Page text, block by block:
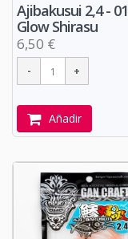
Ajibakusui 2,4 - 01
Glow Shirasu
6,50 €
Añadir